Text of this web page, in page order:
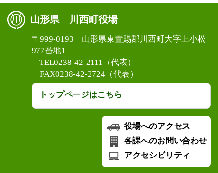
山形県 川西町役場
〒999-0193 山形県東置賜郡川西町大字上小松
977番地1
TEL0238-42-2111（代表）
FAX0238-42-2724（代表）
トップページはこちら
役場へのアクセス
各課へのお問い合わせ
アクセシビリティ